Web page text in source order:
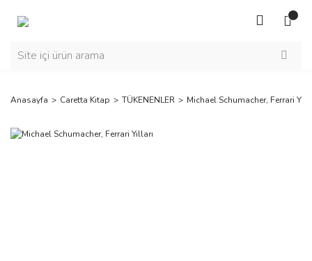
Anasayfa Caretta Kitap TÜKENENLER Michael Schumacher, Ferrari